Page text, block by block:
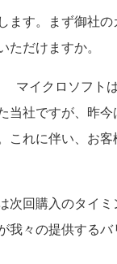
ます。まず御社
だけますか。
マイクロソフト
当社ですが、昨
これに伴い、お
回購入のタイ
々の提供するバ